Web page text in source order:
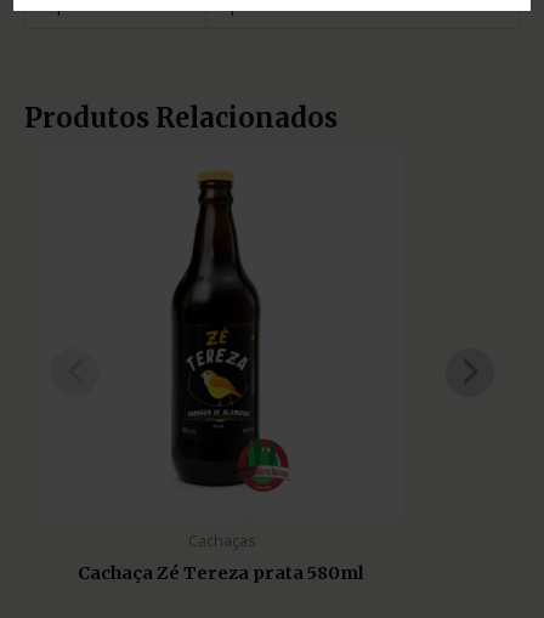
Produtos Relacionados
Cachaças
Cachaça Zé Tereza prata 580ml